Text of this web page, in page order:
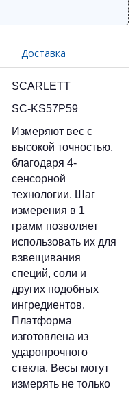
Доставка
SCARLETT
SC-KS57P59
Измеряют вес с
высокой точностью,
благодаря 4-
сенсорной
технологии. Шаг
измерения в 1
грамм позволяет
использовать их для
взвещивания
специй, соли и
других подобных
ингредиентов.
Платформа
изготовлена из
ударопрочного
стекла. Весы могут
измерять не только